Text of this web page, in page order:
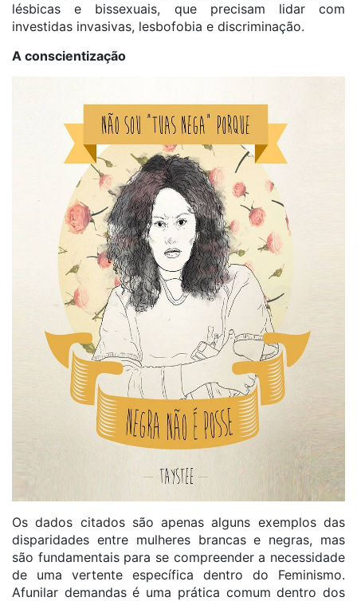
lésbicas e bissexuais, que precisam lidar com
investidas invasivas, lesbofobia e discriminação.
A conscientização
Os dados citados são apenas alguns exemplos das
disparidades entre mulheres brancas e negras, mas
são fundamentais para se compreender a necessidade
de uma vertente específica dentro do Feminismo.
Afunilar demandas é uma prática comum dentro dos